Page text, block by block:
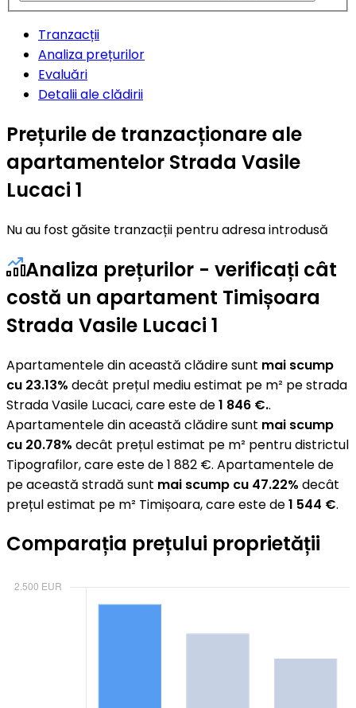
Tranzacții
Analiza prețurilor
Evaluări
Detalii ale clădirii
Prețurile de tranzacționare ale
apartamentelor Strada Vasile
Lucaci 1
Nu au fost găsite tranzacții pentru adresa introdusă
Analiza prețurilor - verificați cât
costă un apartament Timișoara
Strada Vasile Lucaci 1
Apartamentele din această clădire sunt mai scump
cu 23.13% decât prețul mediu estimat pe m² pe strada
Strada Vasile Lucaci, care este de1 846 €..
Apartamentele din această clădire sunt mai scump
cu 20.78% decât prețul estimat pe m² pentru districtul
Tipografilor, care este de 1 882 €. Apartamentele de
pe această stradă sunt mai scump cu 47.22% decât
prețul estimat pe m² Timișoara, care este de1 544 €.
Comparația prețului proprietății